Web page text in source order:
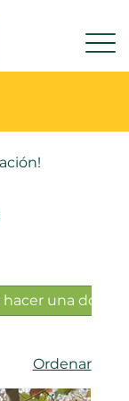
hacer una
Ordenar